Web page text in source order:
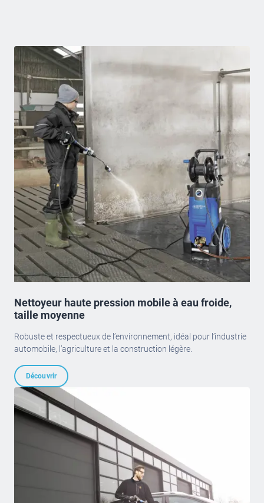
Nettoyeur haute pression mobile à eau froide,
taille moyenne
Robuste et respectueux de l’environnement, idéal pour l’industrie
automobile, l’agriculture et la construction légère.
Découvrir